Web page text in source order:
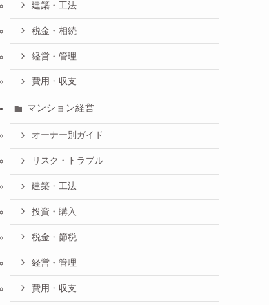
建築・工法
税金・相続
経営・管理
費用・収支
マンション経営
オーナー別ガイド
リスク・トラブル
建築・工法
投資・購入
税金・節税
経営・管理
費用・収支